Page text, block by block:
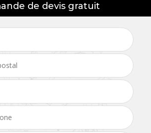
de devis gratuit